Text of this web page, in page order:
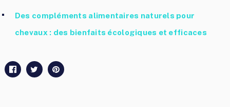
Des compléments alimentaires naturels pour
chevaux : des bienfaits écologiques et efficaces